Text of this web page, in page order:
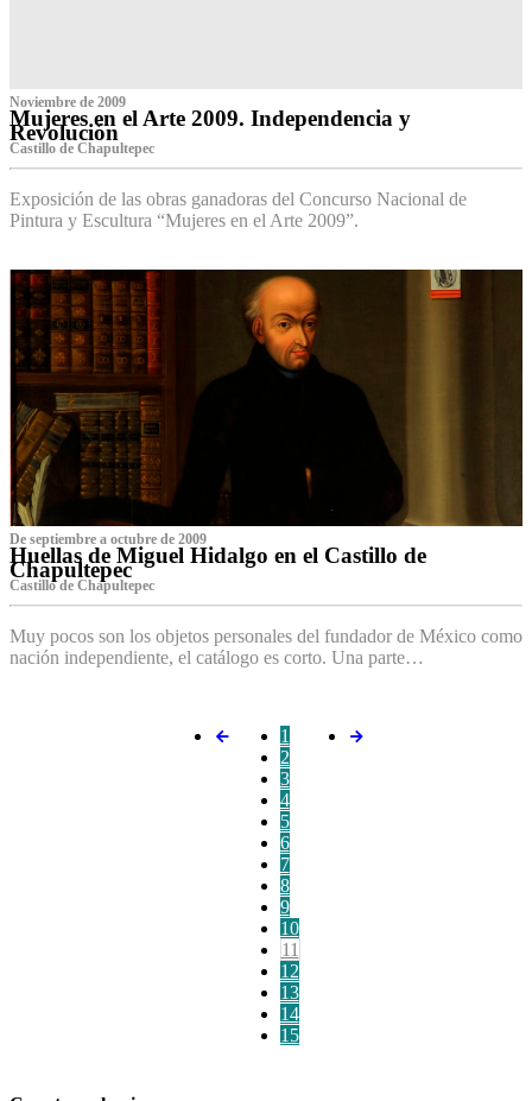
Noviembre de 2009
Mujeres en el Arte 2009. Independencia y
Revolución
Castillo de Chapultepec
Exposición de las obras ganadoras del Concurso Nacional de
Pintura y Escultura “Mujeres en el Arte 2009”.
De septiembre a octubre de 2009
Huellas de Miguel Hidalgo en el Castillo de
Chapultepec
Castillo de Chapultepec
Muy pocos son los objetos personales del fundador de México como
nación independiente, el catálogo es corto. Una parte…
1
2
3
4
5
6
7
8
9
10
11
12
13
14
15